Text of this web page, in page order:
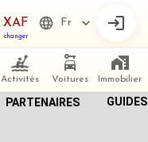
XAF
changer
Fr
Activités Voitures Immobilier
PARTENAIRES GUIDES